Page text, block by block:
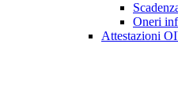
Oneri
Attestazioni